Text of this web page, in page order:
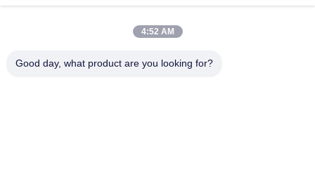
Tham Quan Nhà Máy
Kiểm Soát Chất Lượng
4:52 AM
Good day, what product are you looking for?